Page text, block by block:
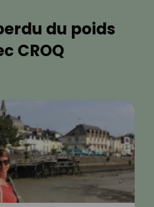
du poids
CROQ